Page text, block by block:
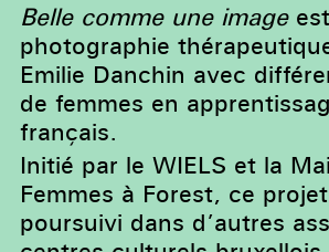
Belle comme une image
photographie
Emilie Danchin avec
de femmes en
français.
Initié par le WIELS et la
Femmes à Forest, ce
poursuivi dans d’autres